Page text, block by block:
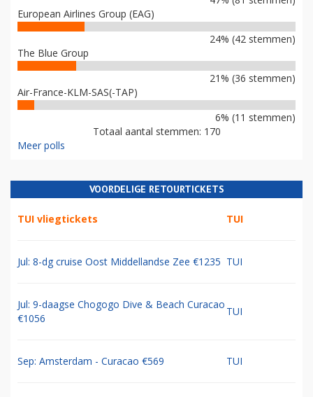
European Airlines Group (EAG)
24% (42 stemmen)
The Blue Group
21% (36 stemmen)
Air-France-KLM-SAS(-TAP)
6% (11 stemmen)
Totaal aantal stemmen: 170
Meer polls
VOORDELIGE RETOURTICKETS
TUI vliegtickets TUI
Jul: 8-dg cruise Oost Middellandse Zee €1235 TUI
Jul: 9-daagse Chogogo Dive & Beach Curacao
€1056
TUI
Sep: Amsterdam - Curacao €569 TUI